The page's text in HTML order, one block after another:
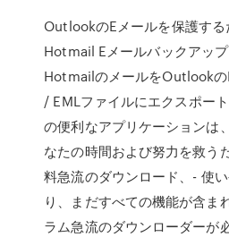
OutlookのEメールを保護する
Hotmail Eメールバックアップ
HotmailのメールをOutlook
/ EMLファイルにエクスポー
の便利なアプリケーションは
なたの時間および努力を救う
料急流のダウンロード、- 使
り、まだすべての機能が含ま
ラム急流のダウンローダーが